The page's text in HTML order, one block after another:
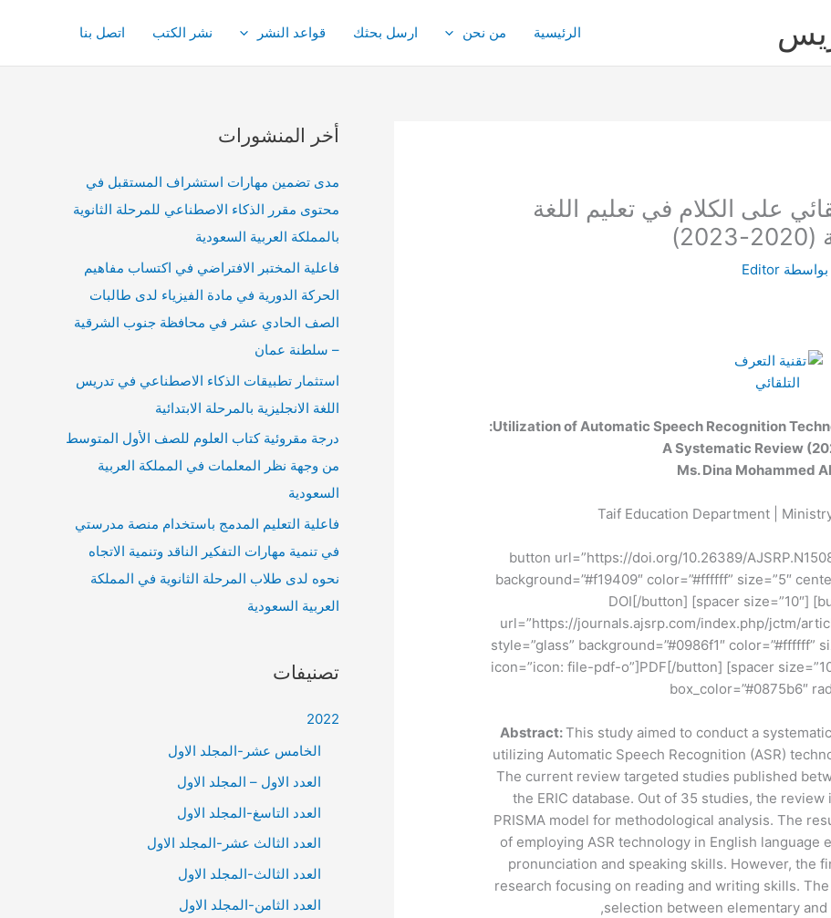
الرئيسية من نحن ارسل بحثك قواعد النشر نشر الكتب اتصل بنا
على الكلام في تعليم اللغة
Editor
Utilization of Automatic Speech Recognition
A Systematic Review
Ms. Dina Mohammed
Taif Education Department |
[button url=”https://doi.org/10.26389/
background=”#f19409″ color=”#ffffff” size=”5″
dot-circle-o”]DOI[/button] [spacer size=”10″]
url=”https://journals.ajsrp.com/index.php/jctm/
style=”glass” background=”#0986f1″ color=”#ffffff”
icon=”icon: file-pdf-o”]PDF[/button] [spacer
box_color=”#0875b6″
Abstract:This study aimed to conduct a
utilizing Automatic Speech Recognition (ASR)
The current review targeted studies published
the ERIC database. Out of 35 studies, the
PRISMA model for methodological analysis. The
of employing ASR technology in English language
pronunciation and speaking skills. However, the
research focusing on reading and writing skills.
selection between elementary
أخر المنشورات
مدى تضمين مهارات استشراف المستقبل في
محتوى مقرر الذكاء الاصطناعي للمرحلة الثانوية
بالمملكة العربية السعودية
فاعلية المختبر الافتراضي في اكتساب مفاهيم
الحركة الدورية في مادة الفيزياء لدى طالبات
الصف الحادي عشر في محافظة جنوب الشرقية
– سلطنة عمان
استثمار تطبيقات الذكاء الاصطناعي في تدريس
اللغة الانجليزية بالمرحلة الابتدائية
درجة مقروئية كتاب العلوم للصف الأول المتوسط
من وجهة نظر المعلمات في المملكة العربية
السعودية
فاعلية التعليم المدمج باستخدام منصة مدرستي
في تنمية مهارات التفكير الناقد وتنمية الاتجاه
نحوه لدى طلاب المرحلة الثانوية في المملكة
العربية السعودية
تصنيفات
2022
الخامس عشر-المجلد الاول
العدد الاول – المجلد الاول
العدد التاسغ-المجلد الاول
العدد الثالث عشر-المجلد الاول
العدد الثالث-المجلد الاول
العدد الثامن-المجلد الاول